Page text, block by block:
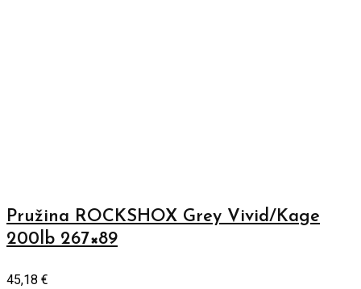
Pružina ROCKSHOX Grey Vivid/Kage
200lb 267×89
45,18 €